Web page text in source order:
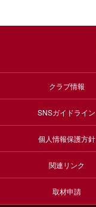
クラブ情報
SNSガイドライン
個人情報保護方針
関連リンク
取材申請